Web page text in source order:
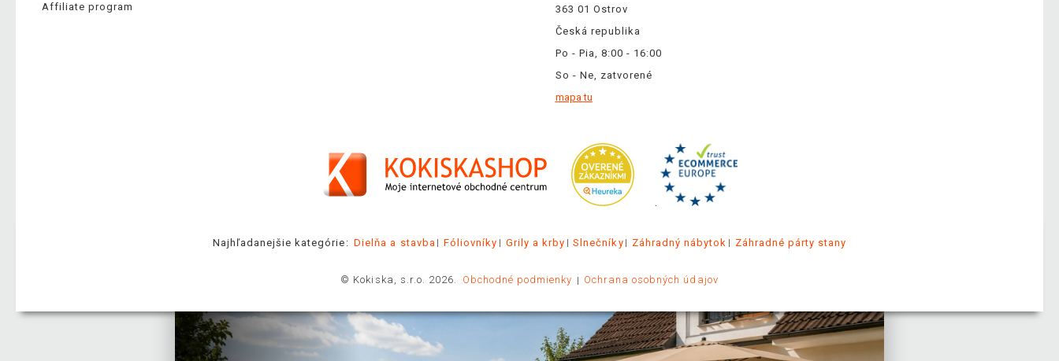
Affiliate program
363 01 Ostrov
Česká republika
Po - Pia, 8:00 - 16:00
So - Ne, zatvorené
mapa tu
.
Najhľadanejšie kategórie: Dielňa a stavba Fóliovníky Grily a krby Slnečníky Záhradný nábytok Záhradné párty stany
© Kokiska, s.r.o. 2026. Obchodné podmienky Ochrana osobných údajov